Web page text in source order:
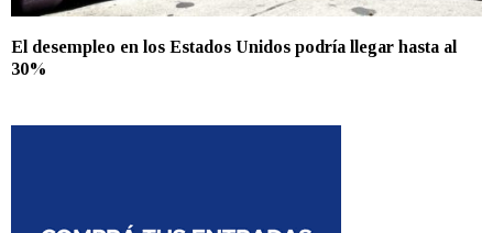
El desempleo en los Estados Unidos podría llegar hasta al
30%